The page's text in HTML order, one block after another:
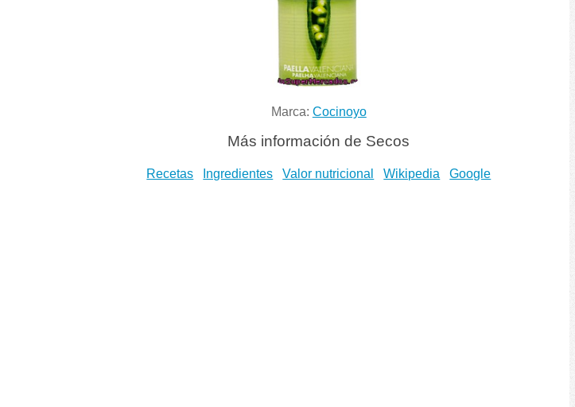
Marca: Cocinoyo
Más información de Secos
Recetas Ingredientes Valor nutricional Wikipedia Google